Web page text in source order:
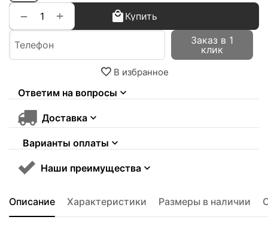
+
−
Купить
Заказ в 1
клик
В избранное
Ответим на вопросы
Доставка
Варианты оплаты
Наши преимущества
Описание Характеристики Размеры в наличии